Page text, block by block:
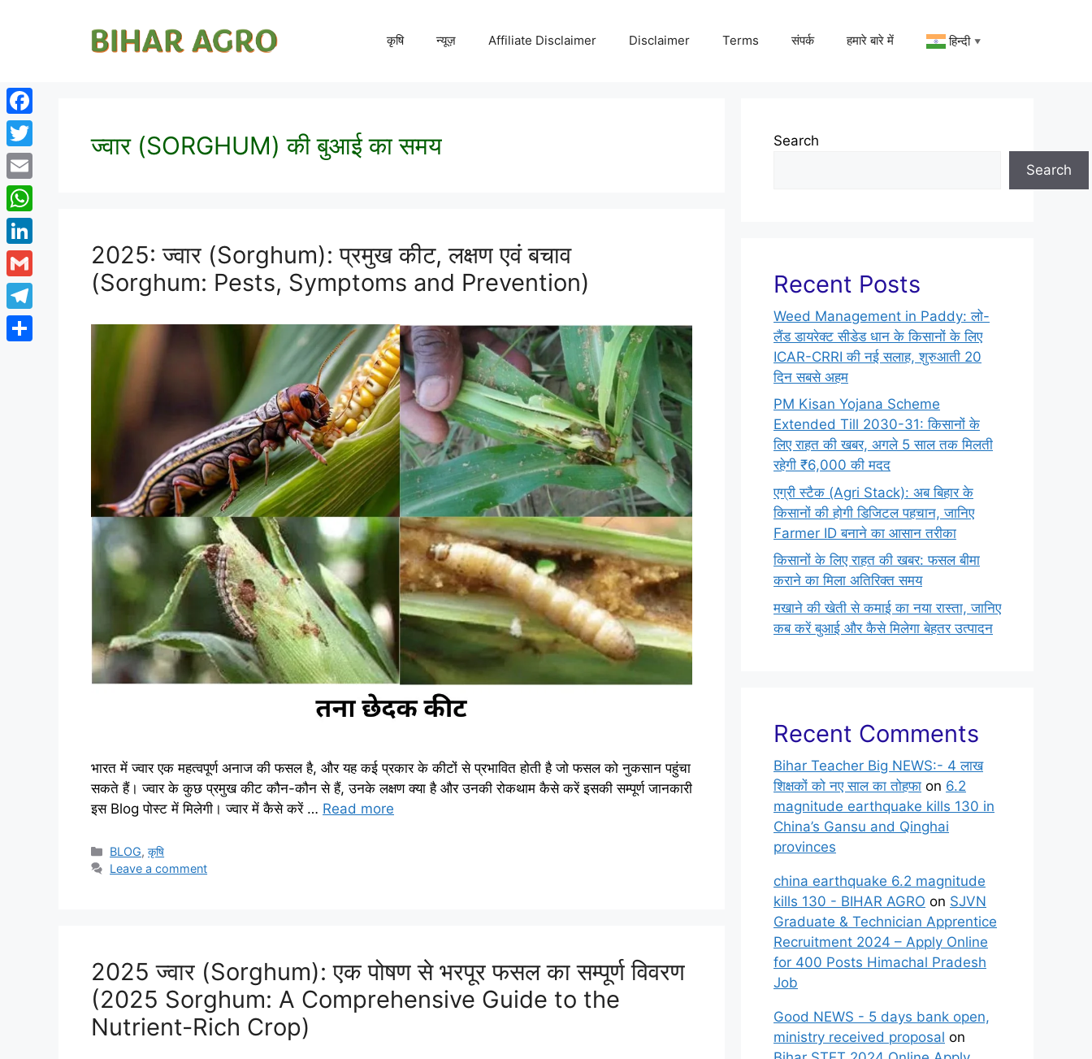
कृषि न्यूज़ Affiliate Disclaimer Disclaimer Terms संपर्क हमारे बारे में हिन्दी ▼
ज्वार (SORGHUM) की बुआई का समय
2025: ज्वार (Sorghum): प्रमुख कीट, लक्षण एवं बचाव
(Sorghum: Pests, Symptoms and Prevention)
भारत में ज्वार एक महत्वपूर्ण अनाज की फसल है, और यह कई प्रकार के कीटों से प्रभावित होती है जो फसल को नुकसान पहुंचा
सकते हैं। ज्वार के कुछ प्रमुख कीट कौन-कौन से हैं, उनके लक्षण क्या है और उनकी रोकथाम कैसे करें इसकी सम्पूर्ण जानकारी
इस Blog पोस्ट में मिलेगी। ज्वार में कैसे करें … Read more
BLOG,कृषि
Leave a comment
2025 ज्वार (Sorghum): एक पोषण से भरपूर फसल का सम्पूर्ण विवरण
(2025 Sorghum: A Comprehensive Guide to the
Nutrient-Rich Crop)
Search
Search
Recent Posts
Weed Management in Paddy: लो-
लैंड डायरेक्ट सीडेड धान के किसानों के लिए
ICAR-CRRI की नई सलाह, शुरुआती 20
दिन सबसे अहम
PM Kisan Yojana Scheme
Extended Till 2030-31: किसानों के
लिए राहत की खबर, अगले 5 साल तक मिलती
रहेगी ₹6,000 की मदद
एग्री स्टैक (Agri Stack): अब बिहार के
किसानों की होगी डिजिटल पहचान, जानिए
Farmer ID बनाने का आसान तरीका
किसानों के लिए राहत की खबर: फसल बीमा
कराने का मिला अतिरिक्त समय
मखाने की खेती से कमाई का नया रास्ता, जानिए
कब करें बुआई और कैसे मिलेगा बेहतर उत्पादन
Recent Comments
Bihar Teacher Big NEWS:- 4 लाख
शिक्षकों को नए साल का तोहफा on 6.2
magnitude earthquake kills 130 in
China’s Gansu and Qinghai
provinces
china earthquake 6.2 magnitude
kills 130 - BIHAR AGRO on SJVN
Graduate & Technician Apprentice
Recruitment 2024 – Apply Online
for 400 Posts Himachal Pradesh
Job
Good NEWS - 5 days bank open,
ministry received proposal on
Facebook
Twitter
Email
WhatsApp
LinkedIn
Gmail
Telegram